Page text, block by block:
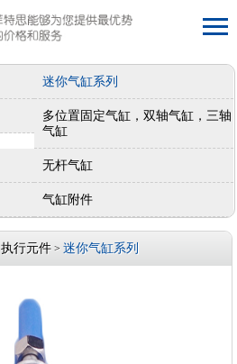
迷你气缸系列
多位置固定气缸，双轴气缸，三轴
气缸
无杆气缸
气缸附件
执行元件 > 迷你气缸系列